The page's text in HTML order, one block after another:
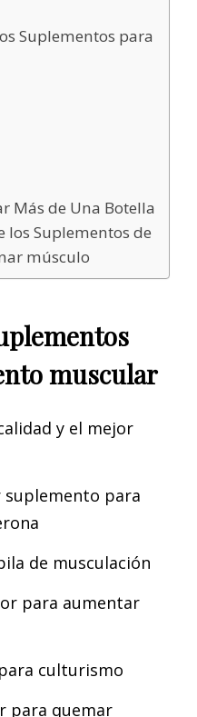
Suplementos para
Más de Una Botella
los Suplementos de
músculo
muscular
y el mejor
suplemento para
de musculación
para aumentar
culturismo
para quemar